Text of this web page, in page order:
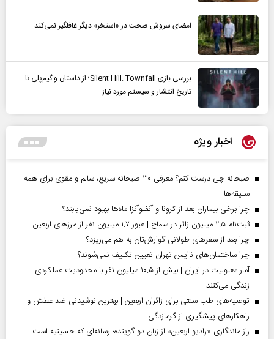
امضای سروش صحت در «استخر» دیگر غافلگیر نمی‌کند
بررسی بازی Silent Hill: Townfall؛ از داستان و گیم‌پلی تا
تاریخ انتشار و سیستم مورد نیاز
اخبار ویژه
صبحانه چی درست کنم؟ معرفی ۳۰ صبحانه سریع، سالم و مقوی برای همه
سلیقه‌ها
چرا برخی بیماران بعد از کرونا و آنفلوآنزا ماه‌ها بهبود نمی‌یابند؟
ثبت‌نام ۲.۵ میلیون زائر در سماح | عبور ۱.۷ میلیون نفر از مرز‌های اربعین
چرا بعد از سفرهای طولانی گوارش‌تان به هم می‌ریزد؟
چرا ساختمان‌های ناایمن تهران تعیین تکلیف نمی‌شوند؟
آمار معلولیت در ایران | بیش از ۱۰.۵ میلیون نفر با محدودیت عملکردی
زندگی می‌کنند
توصیه‌های طب سنتی برای زائران اربعین | بهترین نوشیدنی ضد عطش و
راهکارهای پیشگیری از گرمازدگی
راز ماندگاری «رادیو اربعین» از زبان دو گوینده؛ رسانه‌ای که حسینیه است